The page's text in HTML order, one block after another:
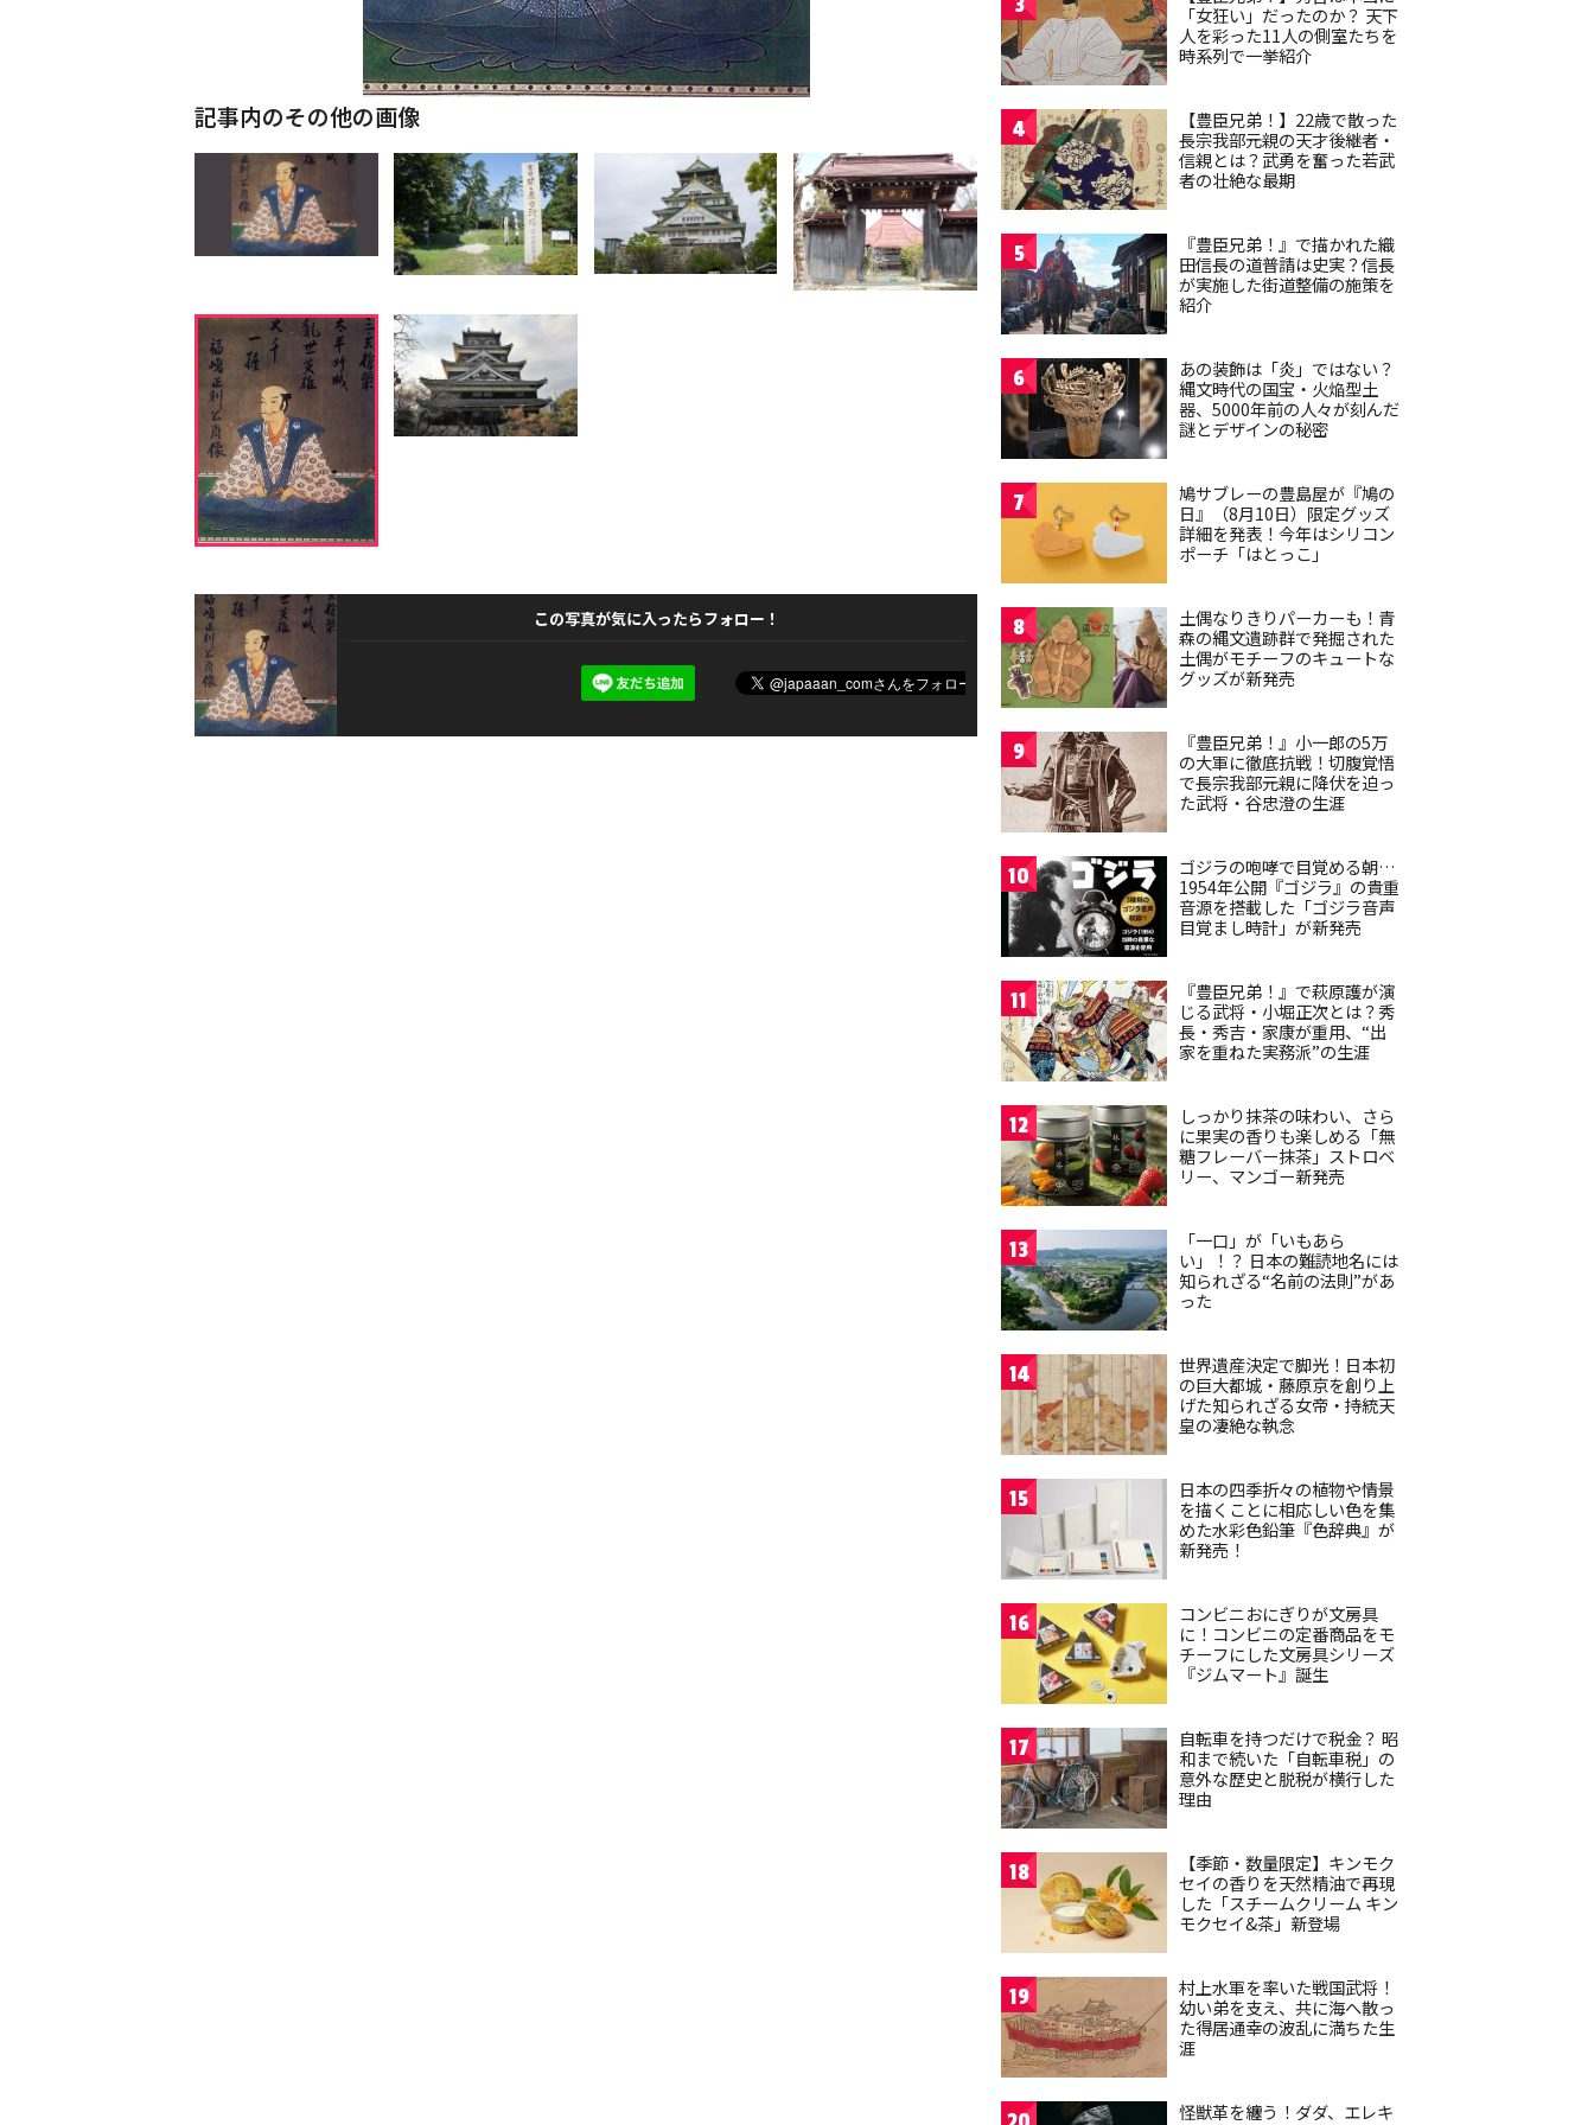
記事内のその他の画像
この写真が気に入ったらフォロー！
「女狂い」だったのか？ 天下
人を彩った11人の側室たちを
時系列で一挙紹介
4
【豊臣兄弟！】22歳で散った
長宗我部元親の天才後継者・
信親とは？武勇を奮った若武
者の壮絶な最期
5
『豊臣兄弟！』で描かれた織
田信長の道普請は史実？信長
が実施した街道整備の施策を
紹介
6
あの装飾は「炎」ではない？
縄文時代の国宝・火焔型土
器、5000年前の人々が刻んだ
謎とデザインの秘密
7
鳩サブレーの豊島屋が『鳩の
日』（8月10日）限定グッズ
詳細を発表！今年はシリコン
ポーチ「はとっこ」
8
土偶なりきりパーカーも！青
森の縄文遺跡群で発掘された
土偶がモチーフのキュートな
グッズが新発売
9
『豊臣兄弟！』小一郎の5万
の大軍に徹底抗戦！切腹覚悟
で長宗我部元親に降伏を迫っ
た武将・谷忠澄の生涯
10
ゴジラの咆哮で目覚める朝…
1954年公開『ゴジラ』の貴重
音源を搭載した「ゴジラ音声
目覚まし時計」が新発売
11
『豊臣兄弟！』で萩原護が演
じる武将・小堀正次とは？秀
長・秀吉・家康が重用、“出
家を重ねた実務派”の生涯
12
しっかり抹茶の味わい、さら
に果実の香りも楽しめる「無
糖フレーバー抹茶」ストロベ
リー、マンゴー新発売
13
「一口」が「いもあら
い」！？ 日本の難読地名には
知られざる“名前の法則”があ
った
14
世界遺産決定で脚光！日本初
の巨大都城・藤原京を創り上
げた知られざる女帝・持統天
皇の凄絶な執念
15
日本の四季折々の植物や情景
を描くことに相応しい色を集
めた水彩色鉛筆『色辞典』が
新発売！
16
コンビニおにぎりが文房具
に！コンビニの定番商品をモ
チーフにした文房具シリーズ
『ジムマート』誕生
17
自転車を持つだけで税金？ 昭
和まで続いた「自転車税」の
意外な歴史と脱税が横行した
理由
18
【季節・数量限定】キンモク
セイの香りを天然精油で再現
した「スチームクリーム キン
モクセイ&茶」新登場
19
村上水軍を率いた戦国武将！
幼い弟を支え、共に海へ散っ
た得居通幸の波乱に満ちた生
涯
怪獣革を纏う！ダダ、エレキ